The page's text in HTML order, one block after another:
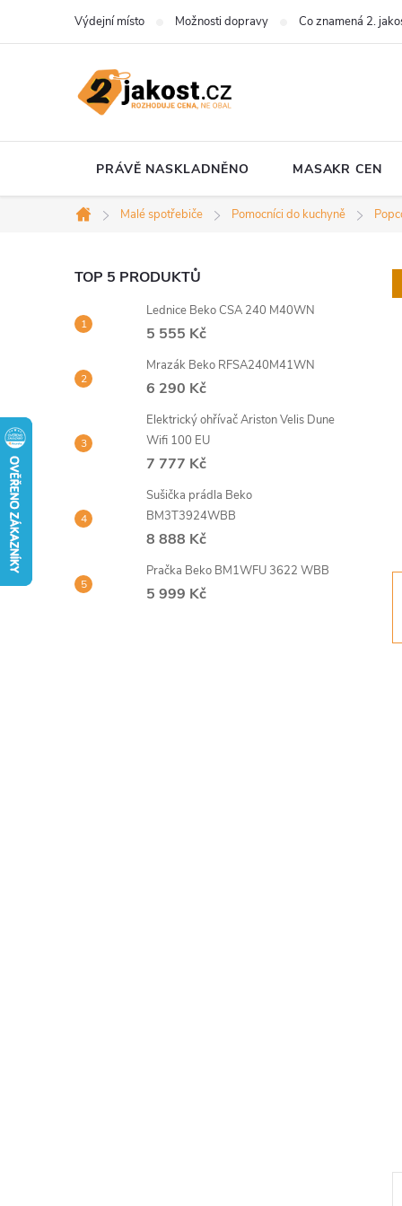
Výdejní místo Možnosti dopravy Co znamená 2.
PRÁVĚ NASKLADNĚNO MASAKR CEN
Domů
Malé spotřebiče Pomocníci do kuchyně
P
o
s
t
r
a
n
TOP 5 PRODUKTŮ
Lednice Beko CSA 240 M40WN
5 555 Kč
Mrazák Beko RFSA240M41WN
6 290 Kč
Elektrický ohřívač Ariston Velis Dune
Wifi 100 EU
7 777 Kč
Sušička prádla Beko
BM3T3924WBB
8 888 Kč
Pračka Beko BM1WFU 3622 WBB
5 999 Kč